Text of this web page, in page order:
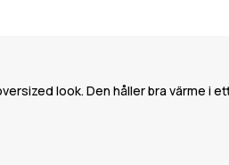
look. Den håller bra värme i